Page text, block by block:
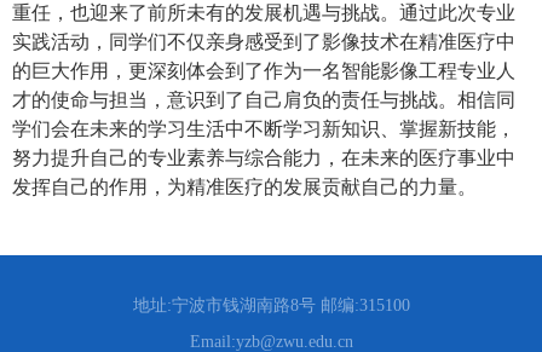
重任，也迎来了前所未有的发展机遇与挑战。通过此次专业
实践活动，同学们不仅亲身感受到了影像技术在精准医疗中
的巨大作用，更深刻体会到了作为一名智能影像工程专业人
才的使命与担当，意识到了自己肩负的责任与挑战。相信同
学们会在未来的学习生活中不断学习新知识、掌握新技能，
努力提升自己的专业素养与综合能力，在未来的医疗事业中
发挥自己的作用，为精准医疗的发展贡献自己的力量。
地址:宁波市钱湖南路8号 邮编:315100
Email:yzb@zwu.edu.cn